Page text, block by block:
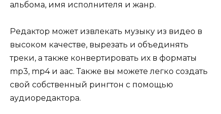
альбома, имя исполнителя и жанр.
Редактор может извлекать музыку из видео в
высоком качестве, вырезать и объединять
треки, а также конвертировать их в форматы
mp3, mp4 и aac. Также вы можете легко создать
свой собственный рингтон с помощью
аудиоредактора.